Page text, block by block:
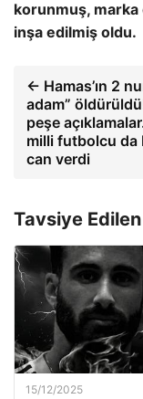
korunmuş,
inşa edilmiş oldu.
← Hamas’ın 2
adam”
peşe
milli futbolcu da
can verdi
Tavsiye
15/12/2025